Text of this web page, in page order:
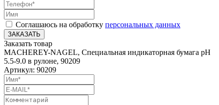
Соглашаюсь на обработку персональных данных
ЗАКАЗАТЬ
Заказать товар
MACHEREY-NAGEL, Специальная индикаторная бумага pH
5.5-9.0 в рулоне, 90209
Артикул: 90209